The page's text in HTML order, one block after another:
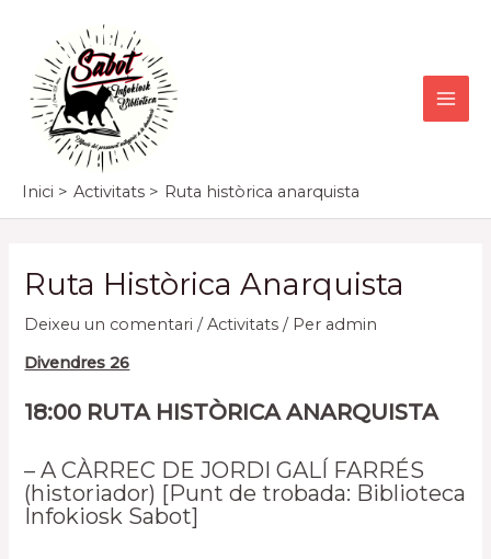
contingut
Inici Activitats Ruta històrica anarquista
Ruta Històrica Anarquista
Deixeu un comentari /Activitats / Per admin
Divendres 26
18:00 RUTA HISTÒRICA ANARQUISTA
– A CÀRREC DE JORDI GALÍ FARRÉS
(historiador) [Punt de trobada: Biblioteca
Infokiosk Sabot]